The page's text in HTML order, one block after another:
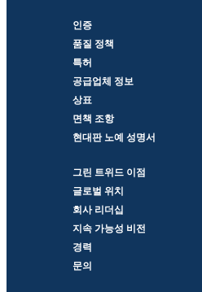
인증
품질 정책
특허
공급업체 정보
상표
면책 조항
현대판 노예 성명서
그린 트위드 이점
글로벌 위치
회사 리더십
지속 가능성 비전
경력
문의